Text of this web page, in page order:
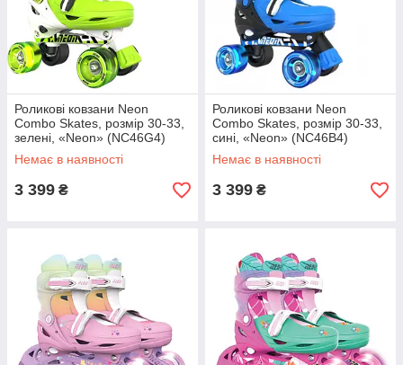
Роликові ковзани Neon
Combo Skates, розмір 30-33,
зелені, «Neon» (NC46G4)
Немає в наявності
3 399 ₴
Роликові ковзани Neon
Combo Skates, розмір 30-33,
сині, «Neon» (NC46B4)
Немає в наявності
3 399 ₴